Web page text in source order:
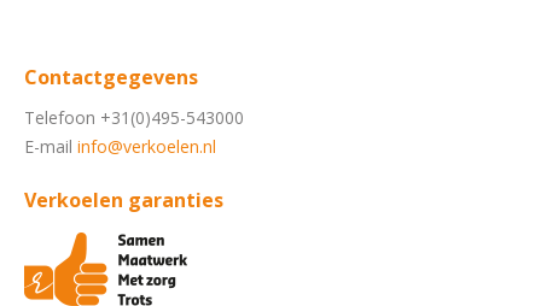
Contactgegevens
Telefoon +31(0)495-543000
E-mail info@verkoelen.nl
Verkoelen garanties